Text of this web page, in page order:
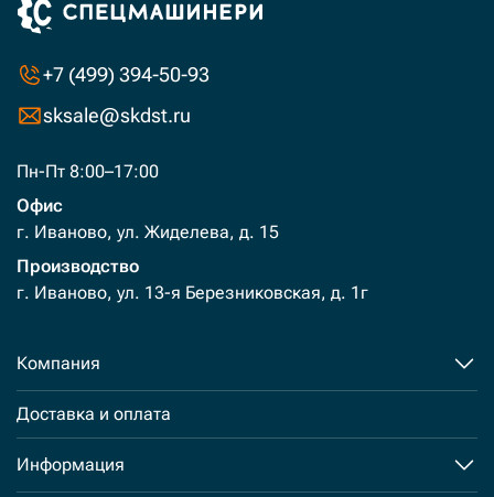
+7 (499) 394-50-93
sksale@skdst.ru
Пн-Пт 8:00–17:00
Офис
г. Иваново, ул. Жиделева, д. 15
Производство
г. Иваново, ул. 13-я Березниковская, д. 1г
Компания
Доставка и оплата
Информация